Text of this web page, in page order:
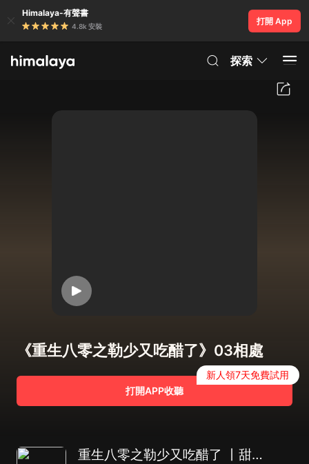
Himalaya-有聲書
4.8k 安裝
打開 App
探索
《重生八零之勒少又吃醋了》03相處
打開APP收聽
新人領7天免費試用
重生八零之勒少又吃醋了 丨甜寵虐渣丨農村年代文丨多人有聲劇